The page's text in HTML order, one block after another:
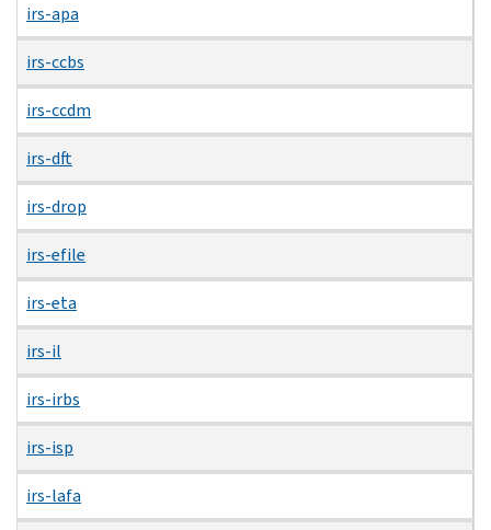
irs-apa
irs-ccbs
irs-ccdm
irs-dft
irs-drop
irs-efile
irs-eta
irs-il
irs-irbs
irs-isp
irs-lafa